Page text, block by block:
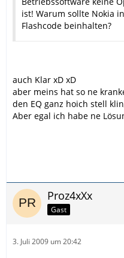
ist! Warum sollte Nokia
Flashcode beinhalten?
auch Klar xD xD
aber meins hat so ne
den EQ ganz hoich stell
Aber egal ich habe ne
Proz4xXx
Gast
3. Juli 2009 um 20:42